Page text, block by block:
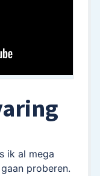
ik al mega
proberen.